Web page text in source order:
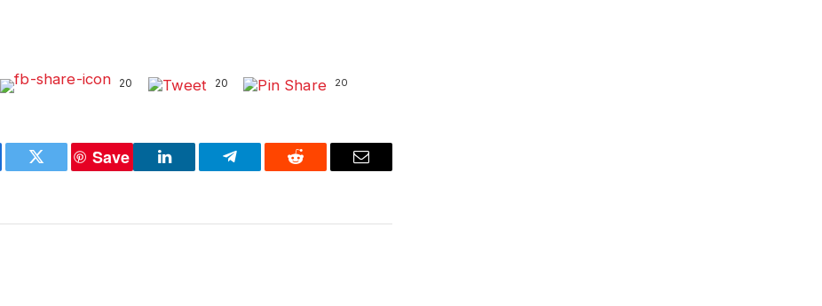
20 20 20
Twitter
Save
LinkedIn Telegram Reddit Email